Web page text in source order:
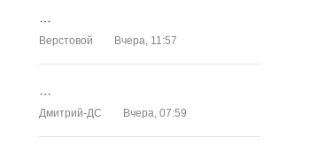
Верстовой Вчера, 11:57
Дмитрий-ДС Вчера, 07:59